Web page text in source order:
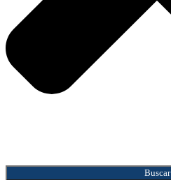
Buscar